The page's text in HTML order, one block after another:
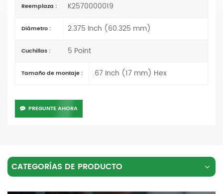
Reemplaza : K2570000019
Diámetro : 2.375 Inch (60.325 mm)
Cuchillas : 5 Point
Tamaño de montaje : .67 Inch (17 mm) Hex
PREGUNTE AHORA
CATEGORÍAS DE PRODUCTO